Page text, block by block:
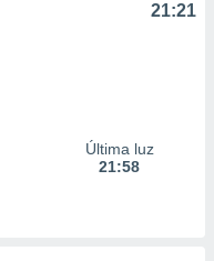
21:21
Última luz
21:58